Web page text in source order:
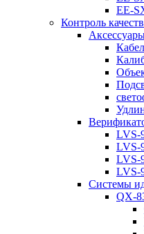
EE-
Контроль
LVS-
LVS-
LVS-
LVS-
Системы
QX-